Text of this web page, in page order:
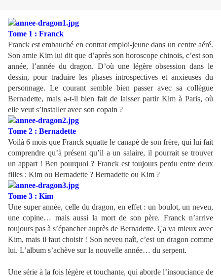
Tome 1 : Franck
Franck est embauché en contrat emploi-jeune dans un centre aéré.
Son amie Kim lui dit que d’après son horoscope chinois, c’est son
année, l’année du dragon. D’où une légère obsession dans le
dessin, pour traduire les phases introspectives et anxieuses du
personnage. Le courant semble bien passer avec sa collègue
Bernadette, mais a-t-il bien fait de laisser partir Kim à Paris, où
elle veut s’installer avec son copain ?
Tome 2 : Bernadette
Voilà 6 mois que Franck squatte le canapé de son frère, qui lui fait
comprendre qu’à présent qu’il a un salaire, il pourrait se trouver
un appart ! Ben pourquoi ? Franck est toujours perdu entre deux
filles : Kim ou Bernadette ? Bernadette ou Kim ?
Tome 3 : Kim
Une super année, celle du dragon, en effet : un boulot, un neveu,
une copine… mais aussi la mort de son père. Franck n’arrive
toujours pas à s’épancher auprès de Bernadette. Ça va mieux avec
Kim, mais il faut choisir ! Son neveu naît, c’est un dragon comme
lui. L’album s’achève sur la nouvelle année… du serpent.
Une série à la fois légère et touchante, qui aborde l’insouciance de